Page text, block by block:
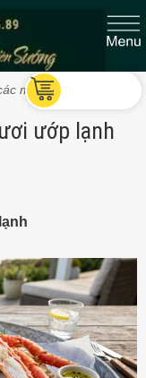
món Cua Vua
ướp lạnh